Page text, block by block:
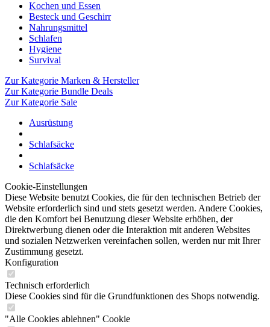
Kochen und Essen
Besteck und Geschirr
Nahrungsmittel
Schlafen
Hygiene
Survival
Zur Kategorie Marken & Hersteller
Zur Kategorie Bundle Deals
Zur Kategorie Sale
Ausrüstung
Schlafsäcke
Schlafsäcke
Cookie-Einstellungen
Diese Website benutzt Cookies, die für den technischen Betrieb der
Website erforderlich sind und stets gesetzt werden. Andere Cookies,
die den Komfort bei Benutzung dieser Website erhöhen, der
Direktwerbung dienen oder die Interaktion mit anderen Websites
und sozialen Netzwerken vereinfachen sollen, werden nur mit Ihrer
Zustimmung gesetzt.
Konfiguration
Technisch erforderlich
Diese Cookies sind für die Grundfunktionen des Shops notwendig.
"Alle Cookies ablehnen" Cookie